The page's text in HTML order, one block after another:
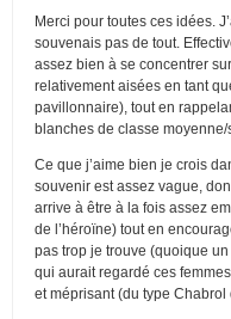
Merci pour toutes ces idées.
souvenais pas de tout.
assez bien à se concentrer
relativement aisées en tant
pavillonnaire), tout en
blanches de classe moyenne/
Ce que j’aime bien je crois
souvenir est assez vague,
arrive à être à la fois assez
de l’héroïne) tout en
pas trop je trouve (quoique
qui aurait regardé ces
et méprisant (du type Chabrol